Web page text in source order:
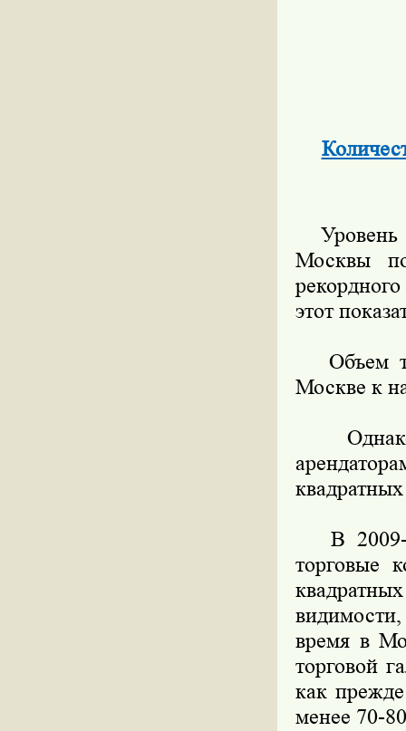
Уровень
Москвы
этот
Объем
Москве к
Однако
В 2009-
торговые
время в
торговой
как
менее 70-